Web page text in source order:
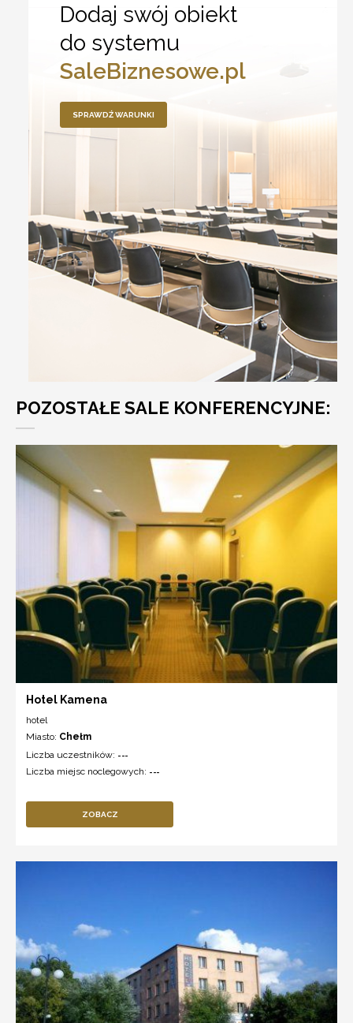
Dodaj swój obiekt
do systemu
SaleBiznesowe.pl
SPRAWDŹ WARUNKI
POZOSTAŁE SALE KONFERENCYJNE:
Hotel Kamena
hotel
Miasto: Chełm
Liczba uczestników: ---
Liczba miejsc noclegowych: ---
ZOBACZ